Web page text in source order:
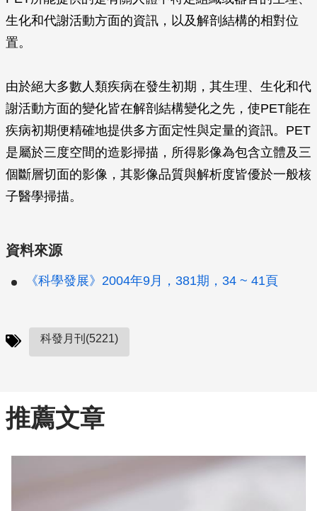
生化和代謝活動方面的資訊，以及解剖結構的相對位
置。
由於絕大多數人類疾病在發生初期，其生理、生化和代
謝活動方面的變化皆在解剖結構變化之先，使PET能在
疾病初期便精確地提供多方面定性與定量的資訊。PET
是屬於三度空間的造影掃描，所得影像為包含立體及三
個斷層切面的影像，其影像品質與解析度皆優於一般核
子醫學掃描。
資料來源
《科學發展》2004年9月，381期，34 ~ 41頁
科發月刊(5221)
推薦文章